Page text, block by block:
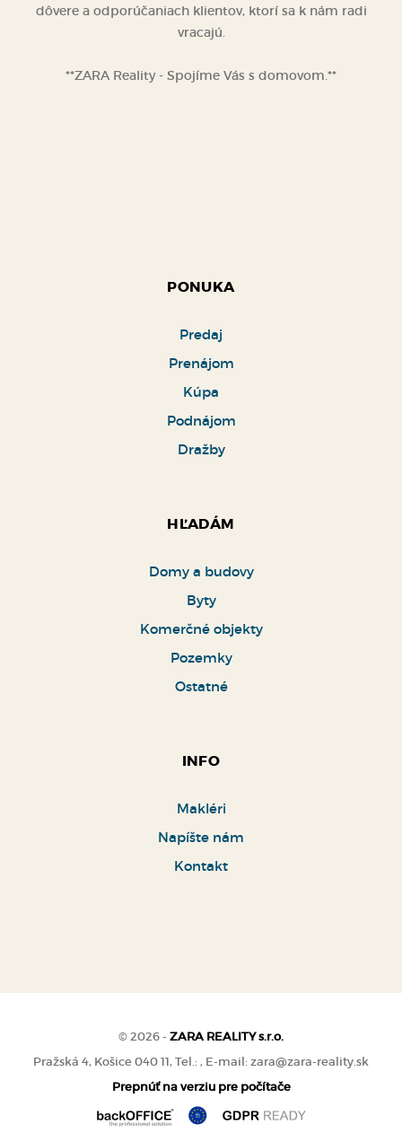
dôvere a odporúčaniach klientov, ktorí sa k nám radi
vracajú.
**ZARA Reality - Spojíme Vás s domovom.**
PONUKA
Predaj
Prenájom
Kúpa
Podnájom
Dražby
HĽADÁM
Domy a budovy
Byty
Komerčné objekty
Pozemky
Ostatné
INFO
Makléri
Napíšte nám
Kontakt
© 2026 - ZARA REALITY s.r.o.
Pražská 4, Košice 040 11, Tel.: , E-mail: zara@zara-reality.sk
Prepnúť na verziu pre počítače